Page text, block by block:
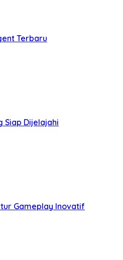
Terbaru
Siap Dijelajahi
Gameplay Inovatif